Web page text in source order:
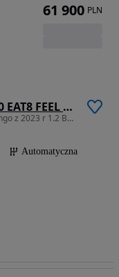
Citroën Berlingo M PureTech 130 EAT8 FEEL PACK
1199 cm3 • 130 KM • Sprzedam Citroen Berlingo z 2023 r 1.2 Benzyna 130 KM
Automatyczna
61 900 PLN